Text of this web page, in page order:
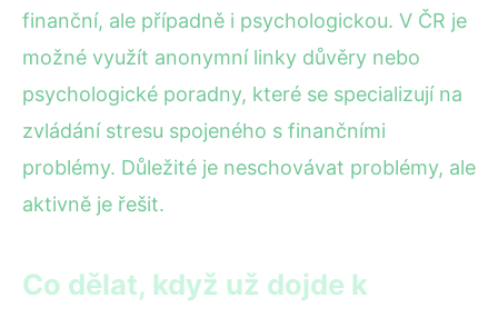
finanční, ale případně i psychologickou. V ČR je
možné využít anonymní linky důvěry nebo
psychologické poradny, které se specializují na
zvládání stresu spojeného s finančními
problémy. Důležité je neschovávat problémy, ale
aktivně je řešit.
Co dělat, když už dojde k